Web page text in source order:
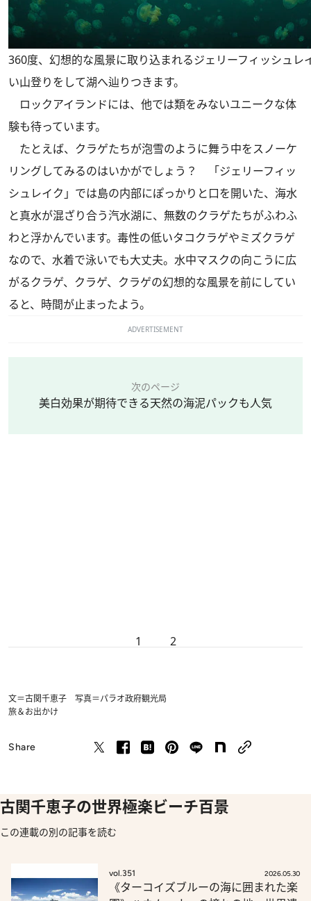
360度、幻想的な風景に取り込まれるジェリーフィッシュレ
い山登りをして湖へ辿りつきます。
ロックアイランドには、他では類をみないユニークな体
験も待っています。
たとえば、クラゲたちが泡雪のように舞う中をスノーケ
リングしてみるのはいかがでしょう？ 「ジェリーフィッ
シュレイク」では島の内部にぽっかりと口を開いた、海水
と真水が混ざり合う汽水湖に、無数のクラゲたちがふわふ
わと浮かんでいます。毒性の低いタコクラゲやミズクラゲ
なので、水着で泳いでも大丈夫。水中マスクの向こうに広
がるクラゲ、クラゲ、クラゲの幻想的な風景を前にしてい
ると、時間が止まったよう。
ADVERTISEMENT
次のページ
美白効果が期待できる天然の海泥パックも人気
1 2
文＝古関千恵子 写真＝パラオ政府観光局
旅＆お出かけ
Share
古関千恵子の世界極楽ビーチ百景
この連載の別の記事を読む
vol.351 2026.05.30
《ターコイズブルーの海に囲まれた楽